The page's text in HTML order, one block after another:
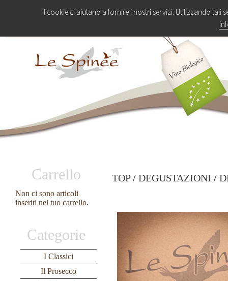
I cookie ci aiutano a fornire i nostri servizi. Utilizzando tali
Carrello
Non ci sono articoli
inseriti nel tuo carrello.
Categorie
I Classici
Il Prosecco
TOP/ DEGUSTAZIONI /